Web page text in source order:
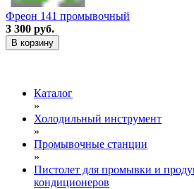
Фреон 141 промывочный
3 300 руб.
В корзину
Каталог
»
Холодильный инструмент
»
Промывочные станции
»
Пистолет для промывки и
кондиционеров